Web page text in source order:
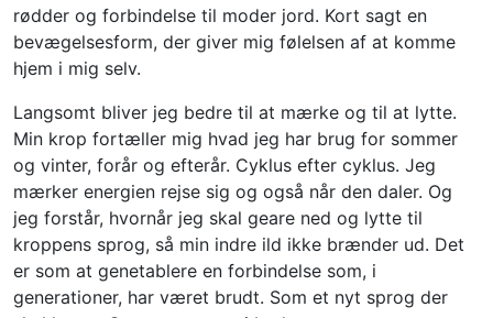
rødder og forbindelse til moder jord. Kort sagt en
bevægelsesform, der giver mig følelsen af at komme
hjem i mig selv.
Langsomt bliver jeg bedre til at mærke og til at lytte.
Min krop fortæller mig hvad jeg har brug for sommer
og vinter, forår og efterår. Cyklus efter cyklus. Jeg
mærker energien rejse sig og også når den daler. Og
jeg forstår, hvornår jeg skal geare ned og lytte til
kroppens sprog, så min indre ild ikke brænder ud. Det
er som at genetablere en forbindelse som, i
generationer, har været brudt. Som et nyt sprog der